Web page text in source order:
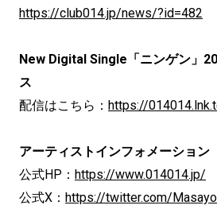
https://club014.jp/news/?id=482
New Digital Single「ニンゲン」
ス
配信はこちら： https://
アーティストインフォメーション
公式HP： https://www.014014.jp/
公式X： https://twitter.com/